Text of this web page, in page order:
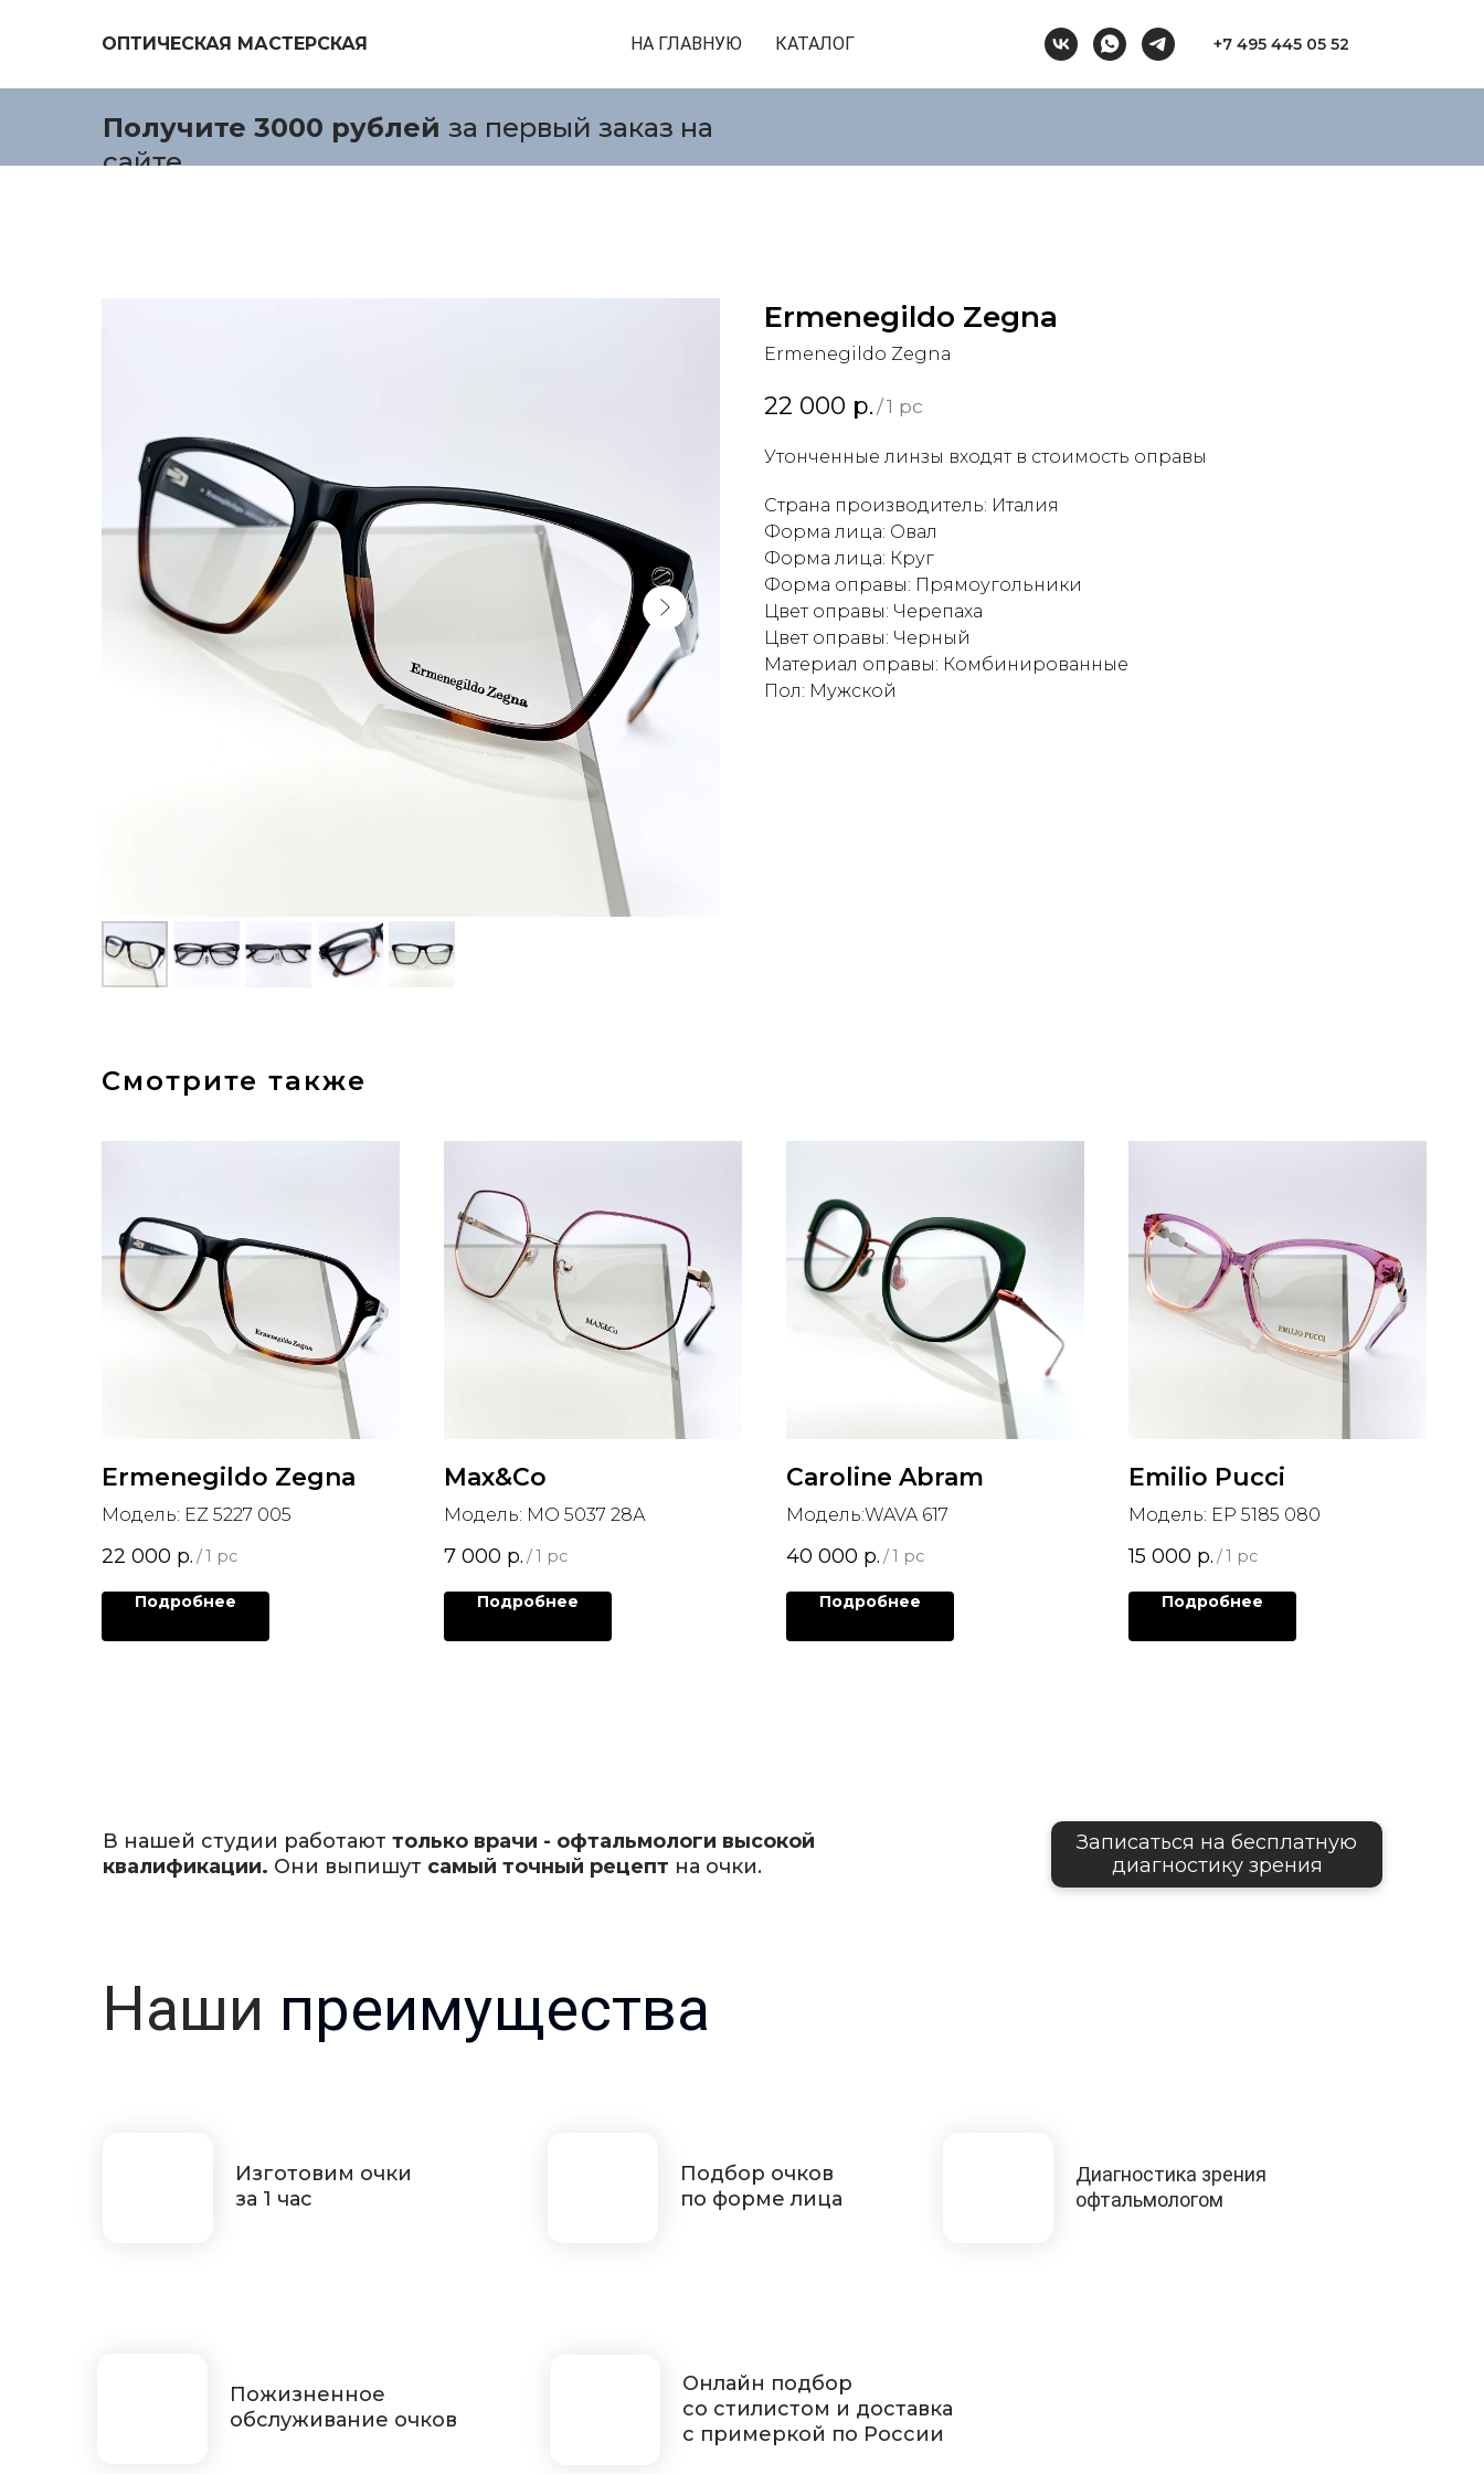
ОПТИЧЕСКАЯ МАСТЕРСКАЯ НА ГЛАВНУЮ КАТАЛОГ +7 495 445 05 52
Получите 3000 рублей за первый заказ на
сайте.
Ermenegildo Zegna
Ermenegildo Zegna
22 000 р. /1 pc
Утонченные линзы входят в стоимость оправы
Страна производитель: Италия
Форма лица: Овал
Форма лица: Круг
Форма оправы: Прямоугольники
Цвет оправы: Черепаха
Цвет оправы: Черный
Материал оправы: Комбинированные
Пол: Мужской
Смотрите также
Ermenegildo Zegna
Модель: EZ 5227 005
22 000 р. /1 pc
Подробнее
Max&Co
Модель: MO 5037 28А
7 000 р. /1 pc
Подробнее
Caroline Abram
Модель:WAVA 617
40 000 р. /1 pc
Подробнее
Emilio Pucci
Модель: EP 5185 080
15 000 р. /1 pc
Подробнее
В нашей студии работают только врачи - офтальмологи высокой
квалификации. Они выпишут самый точный рецепт на очки.
Записаться на бесплатную
диагностику зрения
Наши преимущества
Изготовим очки
за 1 час
Подбор очков
по форме лица
Пожизненное
обслуживание очков
Онлайн подбор
со стилистом и доставка
с примеркой по России
Диагностика зрения
офтальмологом